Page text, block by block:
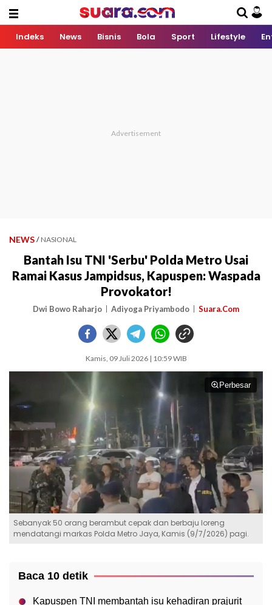
Indeks News Bisnis Bola Sport Lifestyle
NEWS / NASIONAL
Bantah Isu TNI 'Serbu' Polda Metro Usai
Ramai Kasus Jampidsus, Kapuspen: Waspada
Provokator!
Dwi Bowo Raharjo Adiyoga Priyambodo Suara.Com
Kamis, 09 Juli 2026 | 10:59 WIB
Perbesar
Sebanyak 50 orang berambut cepak dan berbaju loreng
mendatangi markas Polda Metro Jaya, Kamis (9/7/2026) pagi.
Baca 10 detik
Kapuspen TNI membantah isu kehadiran prajurit